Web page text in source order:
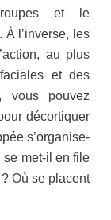
et le
À l’inverse, les
au plus
et des
vous pouvez
décortiquer
s’organise-
se met-il en file
Où se placent